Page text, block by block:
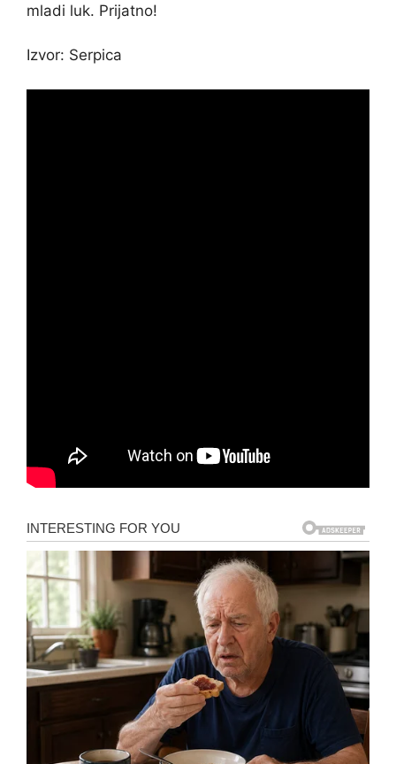
mladi luk. Prijatno!
Izvor: Serpica